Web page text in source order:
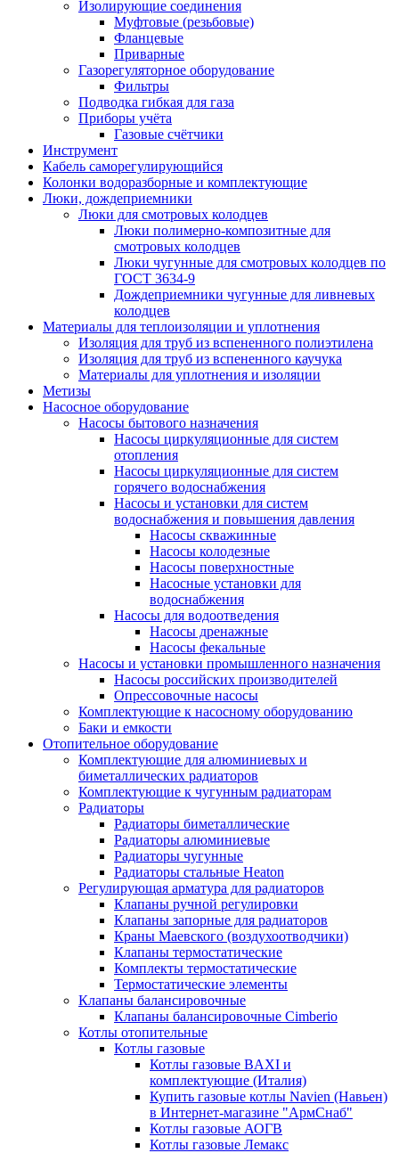
Изолирующие соединения
Муфтовые (резьбовые)
Фланцевые
Приварные
Газорегуляторное оборудование
Фильтры
Подводка гибкая для газа
Приборы учёта
Газовые счётчики
Инструмент
Кабель саморегулирующийся
Колонки водоразборные и комплектующие
Люки, дождеприемники
Люки для смотровых колодцев
Люки полимерно-композитные для
смотровых колодцев
Люки чугунные для смотровых колодцев по
ГОСТ 3634-9
Дождеприемники чугунные для ливневых
колодцев
Материалы для теплоизоляции и уплотнения
Изоляция для труб из вспененного полиэтилена
Изоляция для труб из вспененного каучука
Материалы для уплотнения и изоляции
Метизы
Насосное оборудование
Насосы бытового назначения
Насосы циркуляционные для систем
отопления
Насосы циркуляционные для систем
горячего водоснабжения
Насосы и установки для систем
водоснабжения и повышения давления
Насосы скважинные
Насосы колодезные
Насосы поверхностные
Насосные установки для
водоснабжения
Насосы для водоотведения
Насосы дренажные
Насосы фекальные
Насосы и установки промышленного назначения
Насосы российских производителей
Опрессовочные насосы
Комплектующие к насосному оборудованию
Баки и емкости
Отопительное оборудование
Комплектующие для алюминиевых и
биметаллических радиаторов
Комплектующие к чугунным радиаторам
Радиаторы
Радиаторы биметаллические
Радиаторы алюминиевые
Радиаторы чугунные
Радиаторы стальные Heaton
Регулирующая арматура для радиаторов
Клапаны ручной регулировки
Клапаны запорные для радиаторов
Краны Маевского (воздухоотводчики)
Клапаны термостатические
Комплекты термостатические
Термостатические элементы
Клапаны балансировочные
Клапаны балансировочные Cimberio
Котлы отопительные
Котлы газовые
Котлы газовые BAXI и
комплектующие (Италия)
Купить газовые котлы Navien (Навьен)
в Интернет-магазине "АрмСнаб"
Котлы газовые АОГВ
Котлы газовые Лемакс